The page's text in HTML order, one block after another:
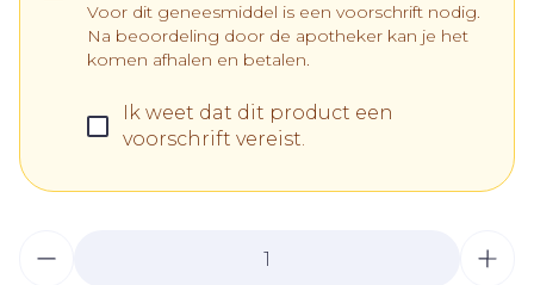
Voor dit geneesmiddel is een voorschrift nodig.
Na beoordeling door de apotheker kan je het
komen afhalen en betalen.
Ik weet dat dit product een
voorschrift vereist.